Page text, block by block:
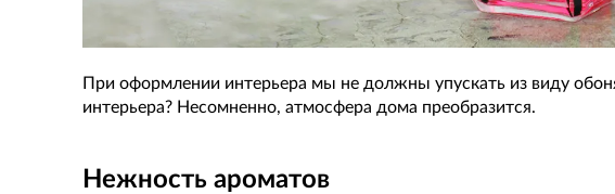
При оформлении интерьера мы не должны упускать из виду
интерьера? Несомненно, атмосфера дома преобразится.
Нежность ароматов